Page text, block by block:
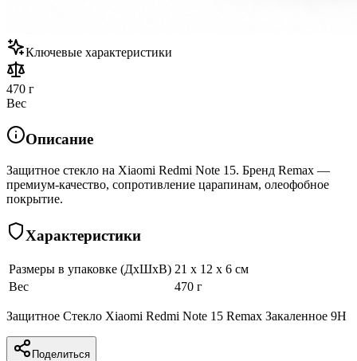
Ключевые характеристики
470 г
Вес
Описание
Защитное стекло на Xiaomi Redmi Note 15. Бренд Remax —
премиум-качество, сопротивление царапинам, олеофобное
покрытие.
Характеристики
Размеры в упаковке (ДхШхВ) 21 x 12 x 6 см
Вес
470 г
Защитное Стекло Xiaomi Redmi Note 15 Remax Закаленное 9H
Поделиться